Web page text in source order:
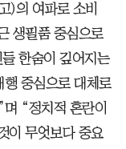
)의 여파로 소비
생필품 중심으로
한숨이 깊어지는
중심으로 대체로
“정치적 혼란이
이 무엇보다 중요